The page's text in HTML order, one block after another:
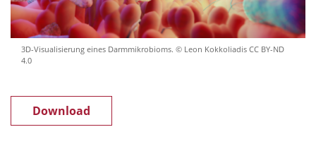
3D-Visualisierung eines Darmmikrobioms. © Leon Kokkoliadis CC BY-ND
4.0
Download